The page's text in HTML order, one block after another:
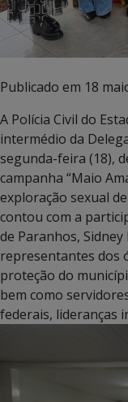
Publicado em 18
A Polícia Civil do
intermédio da
segunda-feira (18),
campanha “Maio
exploração sexual
contou com a
de Paranhos,
representantes dos
proteção do
bem como
federais, lideranças